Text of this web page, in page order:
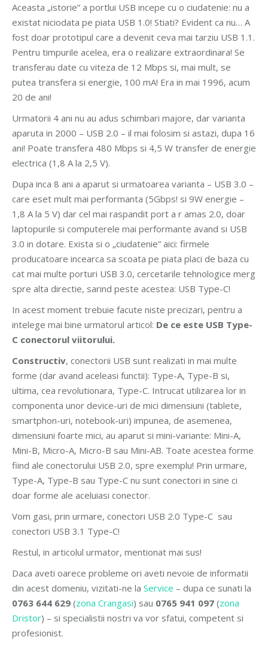
Aceasta „istorie” a portlui USB incepe cu o ciudatenie: nu a
existat niciodata pe piata USB 1.0! Stiati? Evident ca nu… A
fost doar prototipul care a devenit ceva mai tarziu USB 1.1.
Pentru timpurile acelea, era o realizare extraordinara! Se
transferau date cu viteza de 12 Mbps si, mai mult, se
putea transfera si energie, 100 mA! Era in mai 1996, acum
20 de ani!
Urmatorii 4 ani nu au adus schimbari majore, dar varianta
aparuta in 2000 – USB 2.0 – il mai folosim si astazi, dupa 16
ani! Poate transfera 480 Mbps si 4,5 W transfer de energie
electrica (1,8 A la 2,5 V).
Dupa inca 8 ani a aparut si urmatoarea varianta – USB 3.0 –
care eset mult mai performanta (5Gbps! si 9W energie –
1,8 A la 5 V) dar cel mai raspandit port a r amas 2.0, doar
laptopurile si computerele mai performante avand si USB
3.0 in dotare. Exista si o „ciudatenie” aici: firmele
producatoare incearca sa scoata pe piata placi de baza cu
cat mai multe porturi USB 3.0, cercetarile tehnologice merg
spre alta directie, sarind peste acestea: USB Type-C!
In acest moment trebuie facute niste precizari, pentru a
intelege mai bine urmatorul articol: De ce este USB Type-
C conectorul viitorului.
Constructiv, conectorii USB sunt realizati in mai multe
forme (dar avand aceleasi functii): Type-A, Type-B si,
ultima, cea revolutionara, Type-C. Intrucat utilizarea lor in
componenta unor device-uri de mici dimensiuni (tablete,
smartphon-uri, notebook-uri) impunea, de asemenea,
dimensiuni foarte mici, au aparut si mini-variante: Mini-A,
Mini-B, Micro-A, Micro-B sau Mini-AB. Toate acestea forme
fiind ale conectorului USB 2.0, spre exemplu! Prin urmare,
Type-A, Type-B sau Type-C nu sunt conectori in sine ci
doar forme ale aceluiasi conector.
Vom gasi, prin urmare, conectori USB 2.0 Type-C sau
conectori USB 3.1 Type-C!
Restul, in articolul urmator, mentionat mai sus!
Daca aveti oarece probleme ori aveti nevoie de informatii
din acest domeniu, vizitati-ne la Service – dupa ce sunati la
0763 644 629 (zona Crangasi) sau 0765 941 097 (zona
Dristor) – si specialistii nostri va vor sfatui, competent si
profesionist.